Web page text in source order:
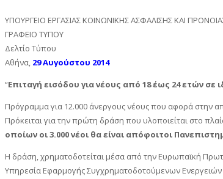
ΥΠΟΥΡΓΕΙΟ EΡΓΑΣΙΑΣ ΚΟΙΝΩΝΙΚΗΣ ΑΣΦΑΛΙΣΗΣ ΚΑΙ
ΓΡΑΦΕΙΟ ΤΥΠΟΥ
Δελτίο Τύπου
Αθήνα, 29 Αυγούστου 2014
“Επιταγή εισόδου για νέους από 18 έως 24 ετών σε
Πρόγραμμα για 12.000 άνεργους νέους που αφορά στην
Πρόκειται για την πρώτη δράση που υλοποιείται στο
οποίων οι 3.000 νέοι θα είναι απόφοιτοι
Η δράση, χρηματοδοτείται μέσα από την Ευρωπαϊκή
Υπηρεσία Εφαρμογής Συγχρηματοδοτούμενων Ενεργειών